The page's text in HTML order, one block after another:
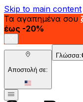
Skip to main content
Τα αγαπημένα σου
έως -20%
Αποστολή σε:
Γλώσσα: